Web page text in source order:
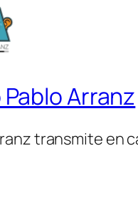
Arranz
transmite en